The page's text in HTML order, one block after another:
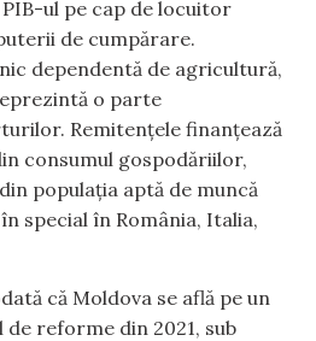
ul pe cap de locuitor
de cumpărare.
dependentă de agricultură,
o parte
Remitențele finanțează
consumul gospodăriilor,
populația aptă de muncă
special în România, Italia,
că Moldova se află pe un
reforme din 2021, sub